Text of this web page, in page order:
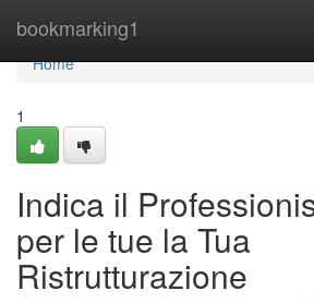
bookmarking1
Home
Home
1
Indica il
per le tue la Tua
Ristrutturazione